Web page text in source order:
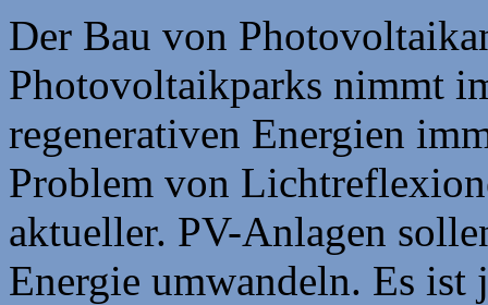
Der Bau von
Photovoltaikparks nimmt
regenerativen Energien
Problem von
aktueller. PV-Anlagen
Energie umwandeln. Es